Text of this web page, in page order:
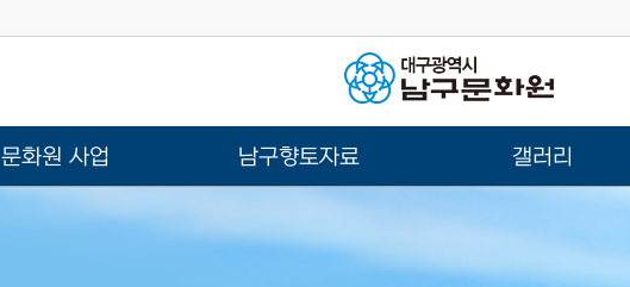
문화원 사업 남구향토자료 갤러리